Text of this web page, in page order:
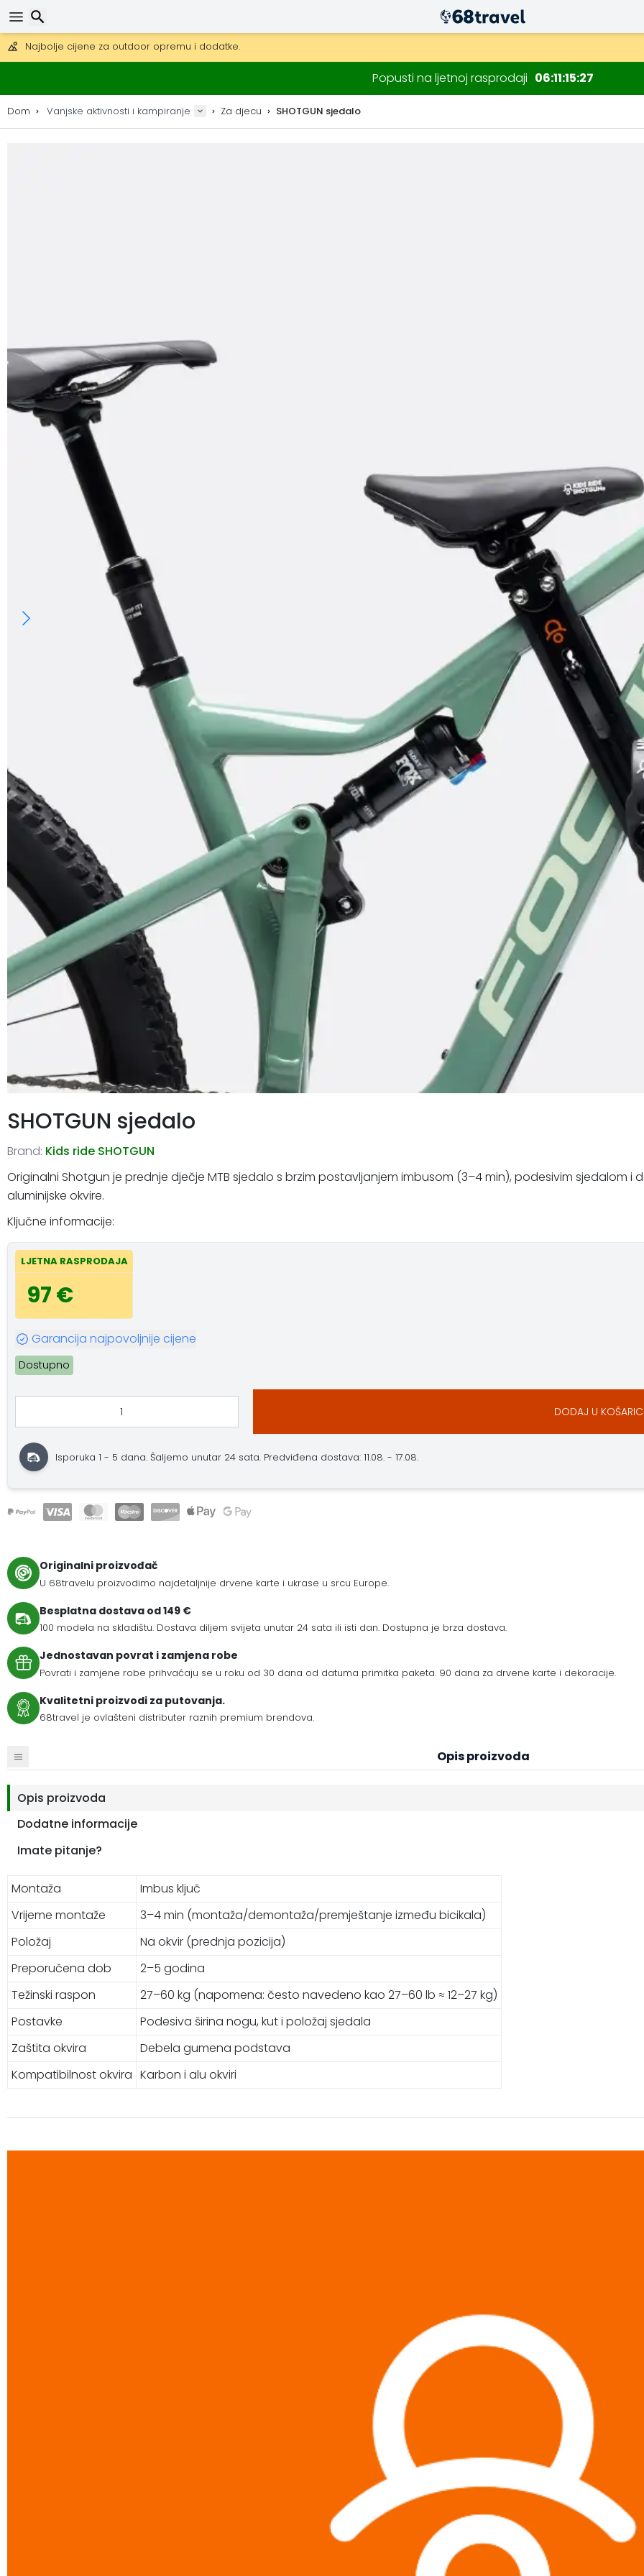
Besplatna dostava za narudžbe iznad 149 €.
Mogućnost slanja DHL Expressom (dostava unutar 24 sata)
30 dana za povrat, 90 dana za drvene karte i dekoracije.
Popusti na ljetnoj rasprodaji 06111526
Dom Vanjske aktivnosti i kampiranje Za djecu SHOTGUN sjedalo
SHOTGUN sjedalo
Brand: Kids ride SHOTGUN
Originalni Shotgun je prednje dječje MTB sjedalo s brzim postavljanjem imbusom (3–4 min), podesivim sjedalom
aluminijske okvire.
Ključne informacije:
LJETNA RASPRODAJA
97 €
Garancija najpovoljnije cijene
Dostupno
DODAJ U
Isporuka 1 - 5 dana. Šaljemo unutar 24 sata. Predviđena dostava: 11.08. - 17.08.
Originalni proizvođač
U 68travelu proizvodimo najdetaljnije drvene karte i ukrase u srcu Europe.
Besplatna dostava od 149 €
100 modela na skladištu. Dostava diljem svijeta unutar 24 sata ili isti dan. Dostupna je brza dostava.
Jednostavan povrat i zamjena robe
Povrati i zamjene robe prihvaćaju se u roku od 30 dana od datuma primitka paketa. 90 dana za drvene karte i dekoracije.
Kvalitetni proizvodi za putovanja.
68travel je ovlašteni distributer raznih premium brendova.
Opis proizvoda
Opis proizvoda
Dodatne informacije
Imate pitanje?
Montaža
Imbus ključ
Vrijeme montaže
3–4 min (montaža/demontaža/premještanje između bicikala)
Položaj
Na okvir (prednja pozicija)
Preporučena dob
2–5 godina
Težinski raspon
27–60 kg (napomena: često navedeno kao 27–60 lb ≈ 12–27 kg)
Postavke
Podesiva širina nogu, kut i položaj sjedala
Zaštita okvira
Debela gumena podstava
Kompatibilnost okvira Karbon i alu okviri